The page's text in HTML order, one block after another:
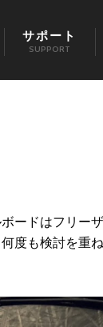
サポート
SUPPORT
ードはフリー
度も検討を重